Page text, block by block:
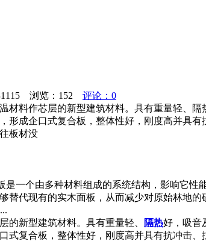
浏览： 152
评论：0
料作芯层的新型建筑材料。具有重量轻、
成企口式复合板，整体性好，刚度高并具
板材没
一个由多种材料组成的系统结构，影响它
代现有的实木面板，从而减少对原始林地
的新型建筑材料。具有重量轻、 隔热好，吸音
复合板，整体性好，刚度高并具有抗冲击、